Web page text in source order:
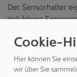
Der Sensorhalter
induktiven
Vorrichtungen
verfügt über einen
Cookie-
Hier können Sie
wir über Sie